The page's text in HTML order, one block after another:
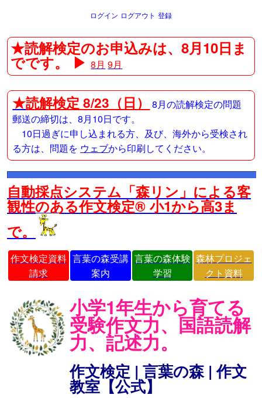
ログイン ログアウト 登録
★読解検定のお申込みは、8月10日ま
でです。 ▶8月 9月
★読解検定 8/23（日）
8月の読解検定の問題
郵送の締切は、8月10日です。
10日過ぎに申し込まれる方、及び、海外から受検され
る方は、問題を ウェブから印刷してください。
自動採点システム「森リン」による客
観性のある作文検定® 小1から高3ま
で。
作文検定資料
請求
言葉の森受講
案内
言葉の森体験
学習
森林プロジェ
クト資料
小学1年生から育てる
受験作文力、国語読解
力、記述力。
作文検定 | 言葉の森 | 作文
教室【公式】